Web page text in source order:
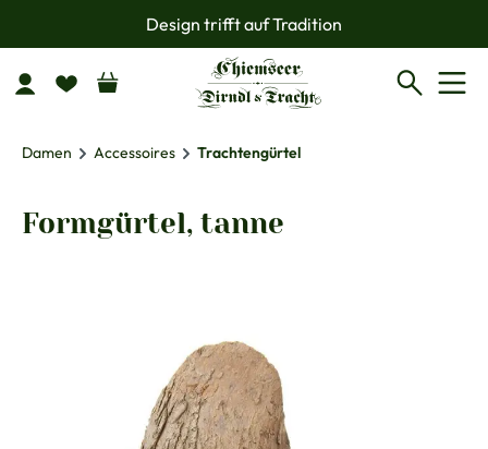
Zum Hauptinhalt springenDesign trifft auf Tradition
Damen Accessoires Trachtengürtel
Formgürtel, tanne